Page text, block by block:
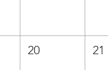
20 21